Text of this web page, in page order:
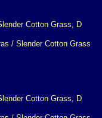
/ Slender Cotton Grass